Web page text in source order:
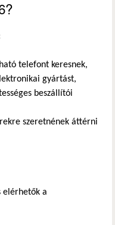
telefont keresnek,
gyártást,
beszállítói
szeretnének áttérni
elérhetők a